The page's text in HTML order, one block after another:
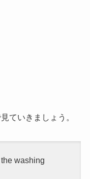
ていきましょう。
washing